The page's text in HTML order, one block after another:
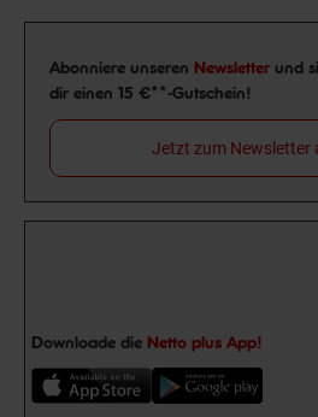
Newsletter Anmeldung
Abonniere unseren Newsletter und
dir einen 15 €**-Gutschein!
Jetzt zum Newsletter
Downloade die Netto plus App!